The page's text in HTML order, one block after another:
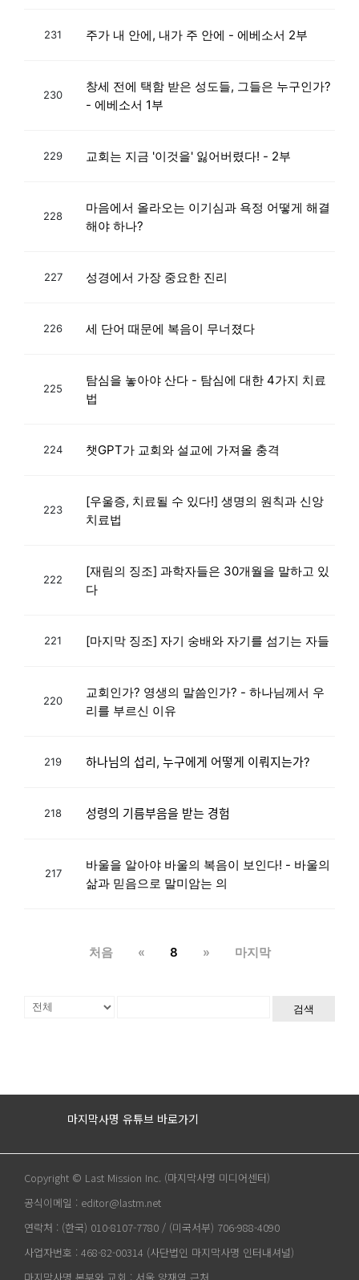
231 주가 내 안에, 내가 주 안에 - 에베소서 2부
230
창세 전에 택함 받은 성도들, 그들은 누구인가?
- 에베소서 1부
229 교회는 지금 '이것을' 잃어버렸다! - 2부
228
마음에서 올라오는 이기심과 욕정 어떻게 해결
해야 하나?
227 성경에서 가장 중요한 진리
226 세 단어 때문에 복음이 무너졌다
225
탐심을 놓아야 산다 - 탐심에 대한 4가지 치료
법
224 챗GPT가 교회와 설교에 가져올 충격
223
[우울증, 치료될 수 있다!] 생명의 원칙과 신앙
치료법
222
[재림의 징조] 과학자들은 30개월을 말하고 있
다
221 [마지막 징조] 자기 숭배와 자기를 섬기는 자들
220
교회인가? 영생의 말씀인가? - 하나님께서 우
리를 부르신 이유
219 하나님의 섭리, 누구에게 어떻게 이뤄지는가?
218 성령의 기름부음을 받는 경험
217
바울을 알아야 바울의 복음이 보인다! - 바울의
삶과 믿음으로 말미암는 의
처음 « 8 » 마지막
검색
마지막사명 유튜브 바로가기
Copyright © Last Mission Inc. (마지막사명 미디어센터)
공식이메일 : editor@lastm.net
연락처 : (한국) 010-8107-7780 / (미국서부) 706-988-4090
사업자번호 : 468-82-00314 (사단법인 마지막사명 인터내셔널)
마지막사명 본부와 교회 : 서울 양재역 근처